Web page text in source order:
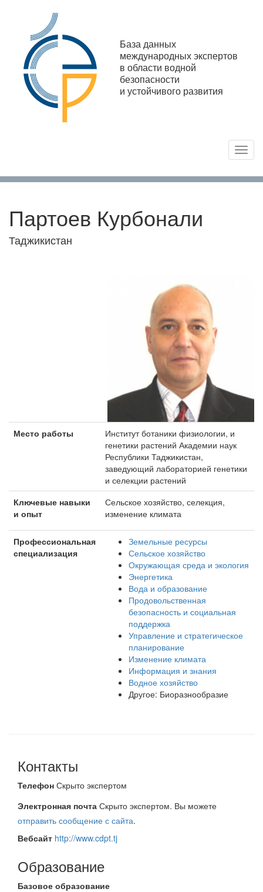
База данных
международных экспертов
в области водной
безопасности
и устойчивого развития
Партоев Курбонали
Таджикистан
Место работы
Институт ботаники физиологии, и
генетики растений Академии наук
Республики Таджикистан,
заведующий лабораторией генетики
и селекции растений
Ключевые навыки
и опыт
Сельское хозяйство, селекция,
изменение климата
Профессиональная
специализация
Земельные ресурсы
Сельское хозяйство
Окружающая среда и экология
Энергетика
Вода и образование
Продовольственная
безопасность и социальная
поддержка
Управление и стратегическое
планирование
Изменение климата
Информация и знания
Водное хозяйство
Другое: Биоразнообразие
Контакты
Телефон Скрыто экспертом
Электронная почта Скрыто экспертом. Вы можете
отправить сообщение с сайта.
Вебсайт http://www.cdpt.tj
Образование
Базовое образование